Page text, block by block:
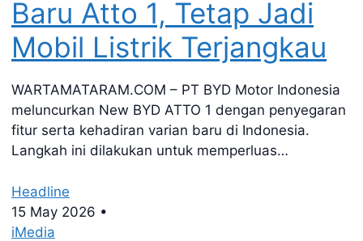
Baru Atto 1, Tetap Jadi
Mobil Listrik Terjangkau
WARTAMATARAM.COM – PT BYD Motor Indonesia
meluncurkan New BYD ATTO 1 dengan penyegaran
fitur serta kehadiran varian baru di Indonesia.
Langkah ini dilakukan untuk memperluas…
Headline
15 May 2026 •
iMedia